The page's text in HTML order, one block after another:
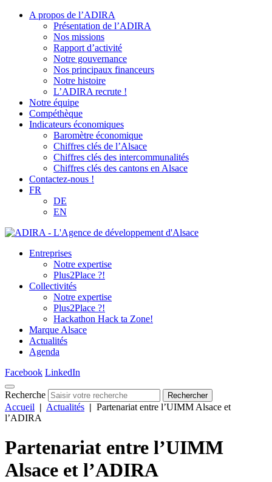
A propos de l’ADIRA
Présentation de l’ADIRA
Nos missions
Rapport d’activité
Notre gouvernance
Nos principaux financeurs
Notre histoire
L’ADIRA recrute !
Notre équipe
Compéthèque
Indicateurs économiques
Baromètre économique
Chiffres clés de l’Alsace
Chiffres clés des intercommunalités
Chiffres clés des cantons en Alsace
Contactez-nous !
FR
DE
EN
Entreprises
Notre expertise
Plus2Place ?!
Collectivités
Notre expertise
Plus2Place ?!
Hackathon Hack ta Zone!
Marque Alsace
Actualités
Agenda
Facebook LinkedIn
Recherche Rechercher
Accueil | Actualités | Partenariat entre l’UIMM Alsace et
l’ADIRA
Partenariat entre l’UIMM
Alsace et l’ADIRA